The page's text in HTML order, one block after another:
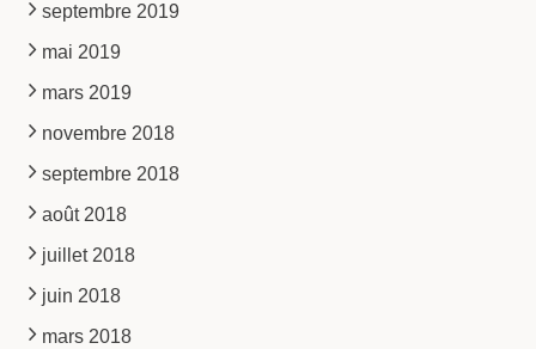
septembre 2019
mai 2019
mars 2019
novembre 2018
septembre 2018
août 2018
juillet 2018
juin 2018
mars 2018